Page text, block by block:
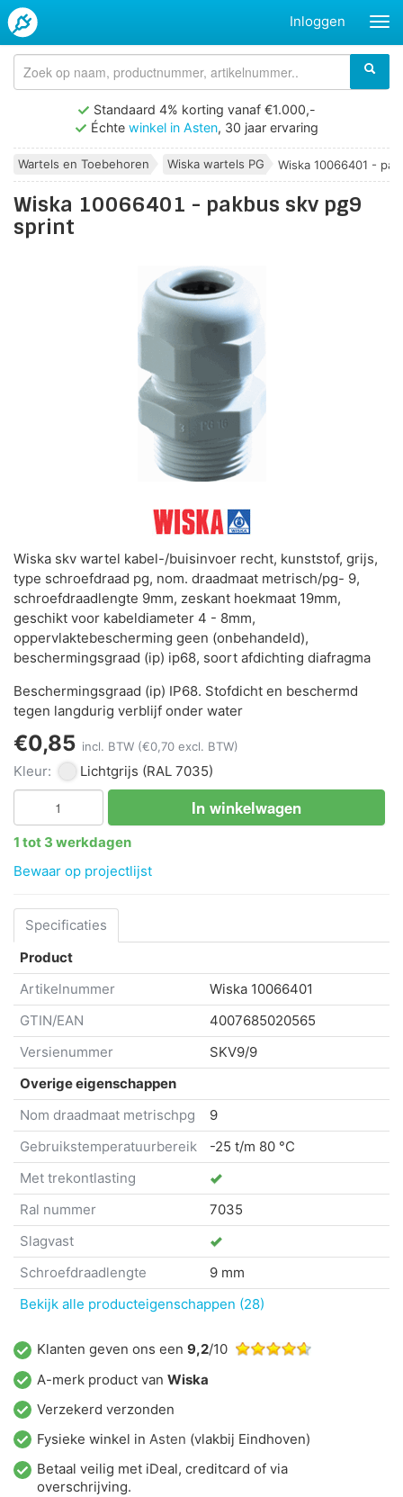
Inloggen
Standaard 4% korting vanaf €1.000,-
Échte winkel in Asten, 30 jaar ervaring
Wartels en Toebehoren Wiska wartels PG Wiska 10066401 -
Wiska 10066401 - pakbus skv pg9
sprint
Wiska skv wartel kabel-/buisinvoer recht, kunststof, grijs,
type schroefdraad pg, nom. draadmaat metrisch/pg- 9,
schroefdraadlengte 9mm, zeskant hoekmaat 19mm,
geschikt voor kabeldiameter 4 - 8mm,
oppervlaktebescherming geen (onbehandeld),
beschermingsgraad (ip) ip68, soort afdichting diafragma
Beschermingsgraad (ip) IP68. Stofdicht en beschermd
tegen langdurig verblijf onder water
€0,85 incl. BTW (€0,70 excl. BTW)
Kleur: Lichtgrijs (RAL 7035)
In winkelwagen
1 tot 3 werkdagen
Bewaar op projectlijst
Specificaties
Product
Artikelnummer
Wiska 10066401
GTIN/EAN
4007685020565
Versienummer
SKV9/9
Overige eigenschappen
Nom draadmaat metrischpg
9
Gebruikstemperatuurbereik
-25 t/m 80 °C
Met trekontlasting
Ral nummer
7035
Slagvast
Schroefdraadlengte
9 mm
Bekijk alle producteigenschappen (28)
Klanten geven ons een 9,2/10
A-merk product van Wiska
Verzekerd verzonden
Fysieke winkel in Asten (vlakbij Eindhoven)
Betaal veilig met iDeal, creditcard of via
overschrijving.